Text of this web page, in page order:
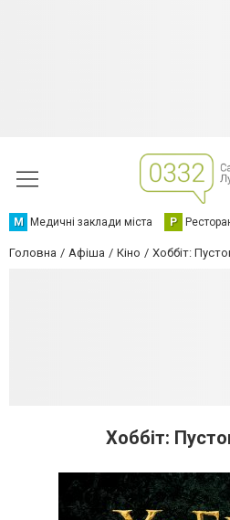
М Медичні заклади міста Р
Головна Афіша Кіно Хоббіт:
Хоббіт: